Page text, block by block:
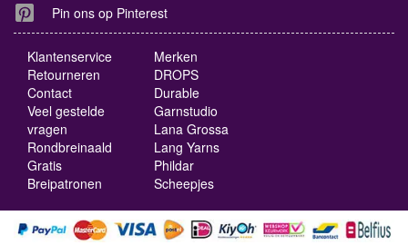
Pin ons op Pinterest
Klantenservice
Retourneren
Contact
Veel gestelde
vragen
Rondbreinaald
Gratis
Breipatronen
Merken
DROPS
Durable
Garnstudio
Lana Grossa
Lang Yarns
Phildar
Scheepjes